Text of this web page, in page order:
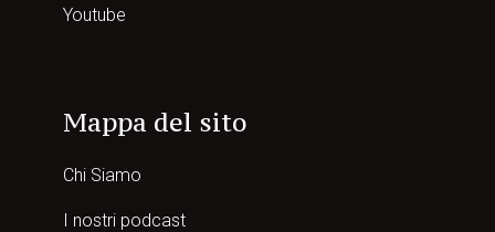
Youtube
Mappa del sito
Chi Siamo
I nostri podcast